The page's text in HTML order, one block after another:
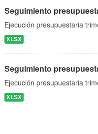
Seguimiento
Ejecución presupuestaria
XLSX
Seguimiento
Ejecución presupuestaria
XLSX